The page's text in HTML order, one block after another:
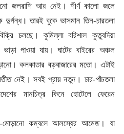
জলরাশি আর নেই। শীর্ণ কালো জলে
তারই বুকে ভাসমান তিন-চারতলা
চলছে। কুমিল্লা বরিশাল কুতুবদিয়া
পাওয়া যায়। ঘাটের বাইরের অঞ্চল
কলকাতার বড়বাজারের মতো। এটাই
নেই। সবই প্রায় নতুন। চার-পাঁচতলা
মানচিত্র কিনে হোটেলে ফেরেন
মোড়ানো কম্বলে আলস্যের আমেজ। যা